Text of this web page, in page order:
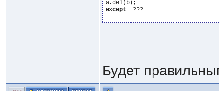
except
  ???
Будет